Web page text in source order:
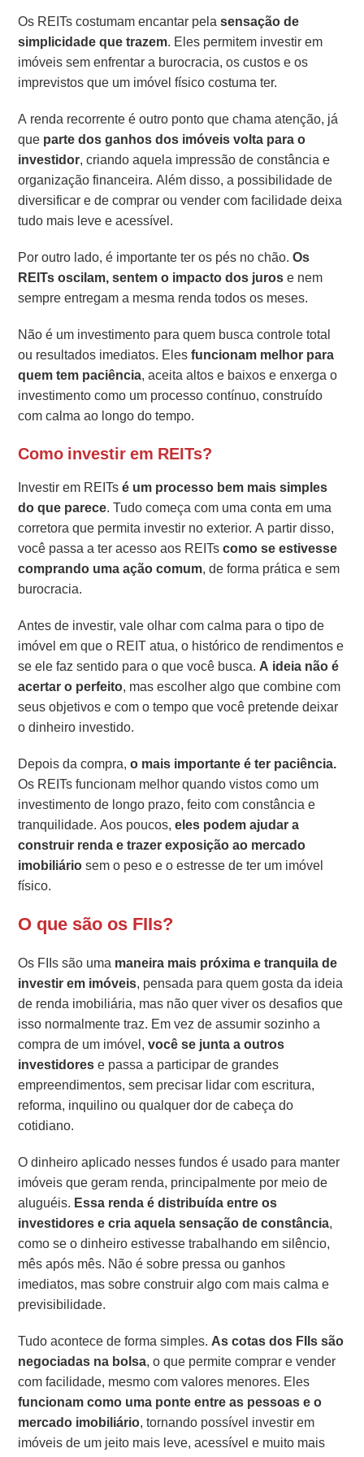
Os REITs costumam encantar pelasensação de
simplicidade que trazem. Eles permitem investir em
imóveis sem enfrentar a burocracia, os custos e os
imprevistos que um imóvel físico costuma ter.
A renda recorrente é outro ponto que chama atenção, já
que parte dos ganhos dos imóveis volta para o
investidor, criando aquela impressão de constância e
organização financeira. Além disso, a possibilidade de
diversificar e de comprar ou vender com facilidade deixa
tudo mais leve e acessível.
Por outro lado, é importante ter os pés no chão. Os
REITs oscilam, sentem o impacto dos jurose nem
sempre entregam a mesma renda todos os meses.
Não é um investimento para quem busca controle total
ou resultados imediatos. Elesfuncionam melhor para
quem tem paciência, aceita altos e baixos e enxerga o
investimento como um processo contínuo, construído
com calma ao longo do tempo.
Como investir em REITs?
Investir em REITsé um processo bem mais simples
do que parece. Tudo começa com uma conta em uma
corretora que permita investir no exterior. A partir disso,
você passa a ter acesso aos REITscomo se estivesse
comprando uma ação comum, de forma prática e sem
burocracia.
Antes de investir, vale olhar com calma para o tipo de
imóvel em que o REIT atua, o histórico de rendimentos e
se ele faz sentido para o que você busca. A ideia não é
acertar o perfeito, mas escolher algo que combine com
seus objetivos e com o tempo que você pretende deixar
o dinheiro investido.
Depois da compra, o mais importante é ter paciência.
Os REITs funcionam melhor quando vistos como um
investimento de longo prazo, feito com constância e
tranquilidade. Aos poucos, eles podem ajudar a
construir renda e trazer exposição ao mercado
imobiliáriosem o peso e o estresse de ter um imóvel
físico.
O que são os FIIs?
Os FIIs são uma maneira mais próxima e tranquila de
investir em imóveis, pensada para quem gosta da ideia
de renda imobiliária, mas não quer viver os desafios que
isso normalmente traz. Em vez de assumir sozinho a
compra de um imóvel,você se junta a outros
investidorese passa a participar de grandes
empreendimentos, sem precisar lidar com escritura,
reforma, inquilino ou qualquer dor de cabeça do
cotidiano.
O dinheiro aplicado nesses fundos é usado para manter
imóveis que geram renda, principalmente por meio de
aluguéis. Essa renda é distribuída entre os
investidores e cria aquela sensação de constância,
como se o dinheiro estivesse trabalhando em silêncio,
mês após mês. Não é sobre pressa ou ganhos
imediatos, mas sobre construir algo com mais calma e
previsibilidade.
Tudo acontece de forma simples.As cotas dos FIIs são
negociadas na bolsa, o que permite comprar e vender
com facilidade, mesmo com valores menores. Eles
funcionam como uma ponte entre as pessoas e o
mercado imobiliário, tornando possível investir em
imóveis de um jeito mais leve, acessível e muito mais